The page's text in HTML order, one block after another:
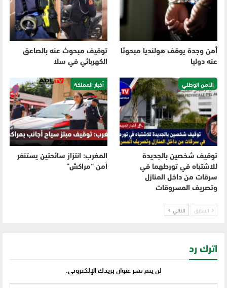
أمن وجدة يوقف هولنديا مبحوثا
عنه دوليا
توقيف مبحوث عنه بالصاعق
الكهربائي في سلا
الامن الوطني
توقيف شخصين بالجديدة
للاشتباه في تورطهما في
سرقات من داخل المنازل
وتصريف المسروقات
أخبار المملكة
المغرب: انتزاز سائحتين يستنفر
أمن “مراكش”
السابق التالي
اترك رد
لن يتم نشر عنوان بريدك الإلكتروني.